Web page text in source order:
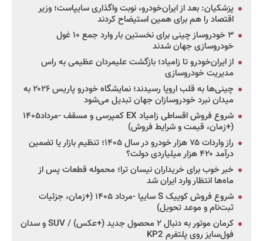
پزشکیان: بعد از ایران‌خودرو، نوبت واگذاری سایپاست؛ وزیر
اقتصاد را هم برای همین استیضاح کردند
۳ خودروساز چینی برای نخستین بار وارد جمع ۱۰ غول
خودروسازی جهان شدند
از ایران‌خودرو تا زامیاد؛ بازگشت علیمردان عظیمی به راس
مدیریت خودروسازی
چینی‌ها به قلب اروپا رسیدند؛ نمایشگاه خودرو پاریس ۲۰۲۶ به
میدان نبرد خودروسازان جهان تبدیل می‌شود
شروع فروش اقساطی زامیاد EX کمپرسی و مسقف -مرداد۱۴۰۵
(+زمان، قیمت و شرایط فروش)
راز واردات ۷۵ هزار خودرو در سال ۱۴۰۵؛ تنظیم بازار یا تضمین
درآمد ۴۲۰ هزار میلیاردی دولت؟
خبر خوب برای خریداران نیسان ترا؛ محموله قطعات پس از
ماه‌ها انتظار وارد ایران شد
شروع فروش کوییک S سایپا -مرداد ۱۴۰۵ (+زمان، جزئیات
ثبت‌نام و موعد تحویل)
کرمان موتور به دنبال ۲ محصول جدید (+عکس) / SUV و سدان
فول‌سایز روی پلتفرم KP2